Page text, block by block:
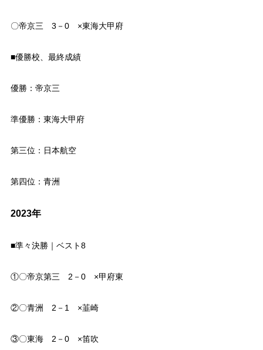
〇帝京三 3－0 ×東海大甲府
■優勝校、最終成績
優勝：帝京三
準優勝：東海大甲府
第三位：日本航空
第四位：青洲
2023年
■準々決勝｜ベスト8
①〇帝京第三 2－0 ×甲府東
②〇青洲 2－1 ×韮崎
③〇東海 2－0 ×笛吹